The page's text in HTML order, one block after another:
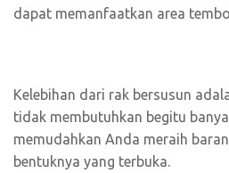
dapat memanfaatkan area
Kelebihan dari rak bersusun
tidak membutuhkan begitu
memudahkan Anda meraih
bentuknya yang terbuka.